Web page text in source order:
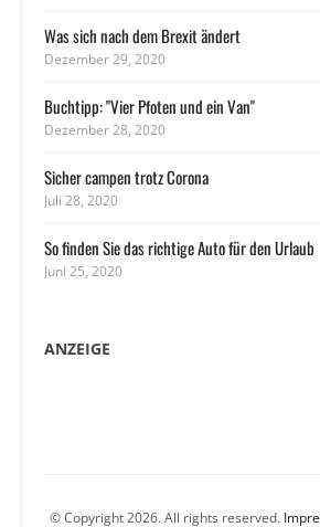
Was sich nach dem Brexit ändert
Dezember 29, 2020
Buchtipp: "Vier Pfoten und ein Van"
Dezember 28, 2020
Sicher campen trotz Corona
Juli 28, 2020
So finden Sie das richtige Auto für den Urlaub
Juni 25, 2020
ANZEIGE
© Copyright 2026. All rights reserved.